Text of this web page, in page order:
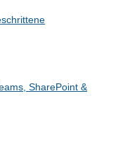
SharePoint &